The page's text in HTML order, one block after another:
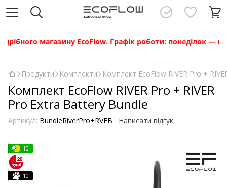
магазину EcoFlow. Графік роботи: понеділок —
Продукти Комплекти Комплект EcoFlow RIVER Pro +
Комплект EcoFlow RIVER Pro + RIVER
Pro Extra Battery Bundle
Артикул: BundleRiverPro+RVEB Написати відгук
10
10